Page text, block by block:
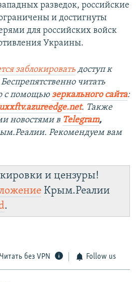
разведок, российские
и достигнуты
для российских войск
Украины.
заблокировать доступ к
Беспрепятственно читать
с помощью зеркального сайта:
. Также
новостями в Telegram,
Рекомендуем вам
и цензуры!
Крым.Реалии
.
Читать без VPN Follow us